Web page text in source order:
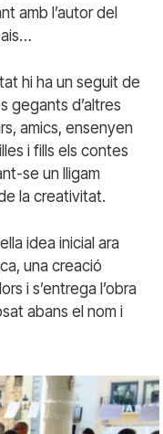
amb l’autor del
hi ha un seguit de
gegants d’altres
amics, ensenyen
i fills els contes
se un lligam
la creativitat.
idea inicial ara
una creació
i s’entrega l’obra
abans el nom i